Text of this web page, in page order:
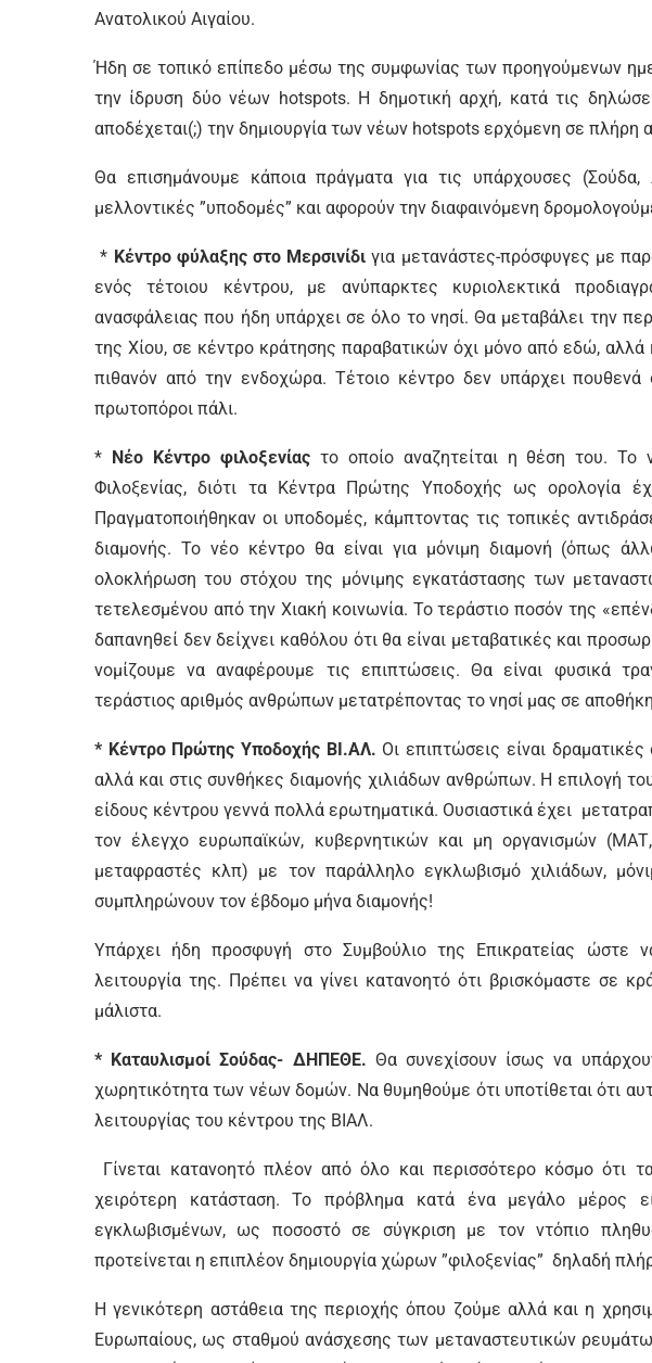
Ανατολικού Αιγαίου.
Ήδη σε τοπικό επίπεδο μέσω της συμφωνίας των προηγούμενων
την ίδρυση δύο νέων hotspots. Η δημοτική αρχή, κατά τις
αποδέχεται(;) την δημιουργία των νέων hotspots ερχόμενη σε πλήρη
Θα επισημάνουμε κάποια πράγματα για τις υπάρχουσες
μελλοντικές ”υποδομές” και αφορούν την διαφαινόμενη
* Κέντρο φύλαξης στο Μερσινίδι για μετανάστες-πρόσφυγες με
ενός τέτοιου κέντρου, με ανύπαρκτες κυριολεκτικά
ανασφάλειας που ήδη υπάρχει σε όλο το νησί. Θα μεταβάλει την
της Χίου, σε κέντρο κράτησης παραβατικών όχι μόνο από εδώ, αλλά
πιθανόν από την ενδοχώρα. Τέτοιο κέντρο δεν υπάρχει πουθενά
πρωτοπόροι πάλι.
* Νέο Κέντρο φιλοξενίαςτο οποίο αναζητείται η θέση του.
Φιλοξενίας, διότι τα Κέντρα Πρώτης Υποδοχής ως ορολογία
Πραγματοποιήθηκαν οι υποδομές, κάμπτοντας τις τοπικές
διαμονής. Το νέο κέντρο θα είναι για μόνιμη διαμονή (όπως
ολοκλήρωση του στόχου της μόνιμης εγκατάστασης των
τετελεσμένου από την Χιακή κοινωνία. Το τεράστιο ποσόν της
δαπανηθεί δεν δείχνει καθόλου ότι θα είναι μεταβατικές και
νομίζουμε να αναφέρουμε τις επιπτώσεις. Θα είναι φυσικά
τεράστιος αριθμός ανθρώπων μετατρέποντας το νησί μας σε
* Κέντρο Πρώτης Υποδοχής ΒΙ.ΑΛ. Οι επιπτώσεις είναι
αλλά και στις συνθήκες διαμονής χιλιάδων ανθρώπων. Η επιλογή
είδους κέντρου γεννά πολλά ερωτηματικά. Ουσιαστικά έχει
τον έλεγχο ευρωπαϊκών, κυβερνητικών και μη οργανισμών
μεταφραστές κλπ) με τον παράλληλο εγκλωβισμό χιλιάδων,
συμπληρώνουν τον έβδομο μήνα διαμονής!
Υπάρχει ήδη προσφυγή στο Συμβούλιο της Επικρατείας ώστε
λειτουργία της. Πρέπει να γίνει κατανοητό ότι βρισκόμαστε σε
μάλιστα.
* Καταυλισμοί Σούδας- ΔΗΠΕΘΕ. Θα συνεχίσουν ίσως να
χωρητικότητα των νέων δομών. Να θυμηθούμε ότι υποτίθεται ότι
λειτουργίας του κέντρου της ΒΙΑΛ.
Γίνεται κατανοητό πλέον από όλο και περισσότερο κόσμο ότι
χειρότερη κατάσταση. Το πρόβλημα κατά ένα μεγάλο μέρος
εγκλωβισμένων, ως ποσοστό σε σύγκριση με τον ντόπιο
προτείνεται η επιπλέον δημιουργία χώρων ”φιλοξενίας” δηλαδή
Η γενικότερη αστάθεια της περιοχής όπου ζούμε αλλά και η
Ευρωπαίους, ως σταθμού ανάσχεσης των μεταναστευτικών